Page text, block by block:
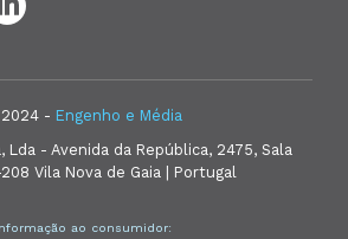
- Engenho e Média
Lda - Avenida da República, 2475, Sala
Vila Nova de Gaia | Portugal
ao consumidor: